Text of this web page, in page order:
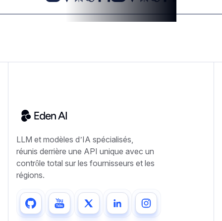
LLM et modèles d’IA spécialisés,
réunis derrière une API unique avec un
contrôle total sur les fournisseurs et les
régions.